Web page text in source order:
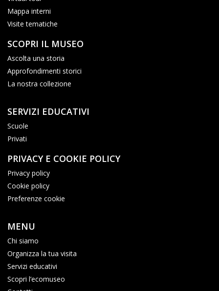
Mappa interni
Visite tematiche
SCOPRI IL MUSEO
Ascolta una storia
Approfondimenti storici
La nostra collezione
SERVIZI EDUCATIVI
Scuole
Privati
PRIVACY E COOKIE POLICY
Privacy policy
Cookie policy
Preferenze cookie
MENU
Chi siamo
Organizza la tua visita
Servizi educativi
Scopri l’ecomuseo